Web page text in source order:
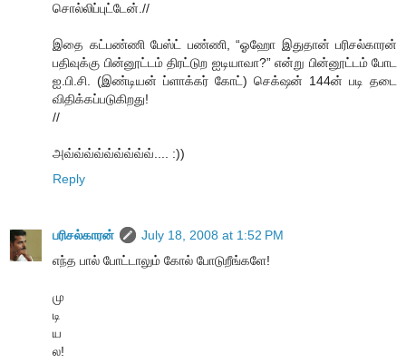
சொல்லிப்புட்டேன்.//
இதை கட்பண்ணி பேஸ்ட் பண்ணி, “ஓஹோ இதுதான் பரிசல்காரன்
பதிவுக்கு பின்னூட்டம் திரட்டுற ஐடியாவா?” என்று பின்னூட்டம் போட
ஐ.பி.சி. (இண்டியன் ப்ளாக்கர் கோட்) செக்‌ஷன் 144ன் படி தடை
விதிக்கப்படுகிறது!
//
அவ்வ்வ்வ்வ்வ்வ்வ்வ்.... :))
Reply
பரிசல்காரன்
July 18, 2008 at 1:52 PM
எந்த பால் போட்டாலும் கோல் போடுறீங்களே!
மு
டி
ய
ல!